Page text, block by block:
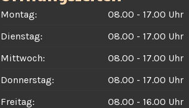
Montag:
08.00 - 17.00 Uhr
Dienstag:
08.00 - 17.00 Uhr
Mittwoch:
08.00 - 17.00 Uhr
Donnerstag:
08.00 - 17.00 Uhr
Freitag:
08.00 - 16.00 Uhr